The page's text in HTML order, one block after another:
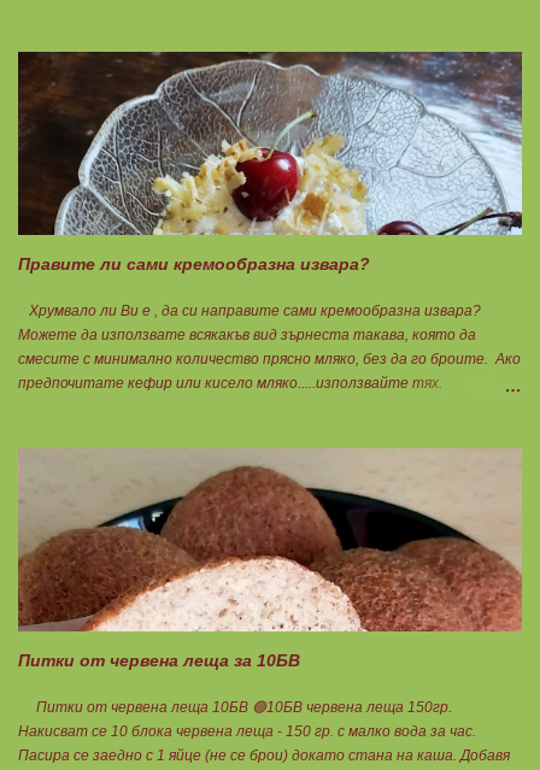
добре разбитите яйца. Към тях се добавят и останалите продукти
без тахана и ядките. Ако не разполагате с крема сирене, може да
замените със скир. 2БП 128гр. Пече се в загрята фурна до
зачервяване. Още топъл се намазва с тахан и се поръсва с ядки.
Нарязва се на 6 равни части, всяка за 1БПВМ. Чудесна следобедна
закуска с чаша мляко ... Нека да ни е вкусно заедно! Люси
Правите ли сами кремообразна извара?
Хрумвало ли Ви е , да си направите сами кремообразна извара?
Можете да използвате всякакъв вид зърнеста такава, която да
смесите с минимално количество прясно мляко, без да го броите. Ако
предпочитате кефир или кисело мляко.....използвайте тях.
разядки и салати... Ако изварата е обезмаслена можете да удвоявате
мазнините. Ако не е, броите като нискомаслен продукт. Можете да
си приготвите по- голямо количество и да съхранявате в хладилник
за няколко дни. Част от моята закуска днес, беше това вкусно
кремче... 🟢1БП извара 50гр. 🟢1БВ череши 8бр. 🟠1БМ орех 1бр.
Ванилия Нека да ни е вкусно заедно! Люси
Питки от червена леща за 10БВ
Питки от червена леща 10БВ 🟢10БВ червена леща 150гр.
Накисват се 10 блока червена леща - 150 гр. с малко вода за час.
Пасира се заедно с 1 яйце (не се брои) докато стана на каша. Добавя